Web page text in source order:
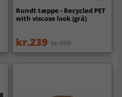
Rundt tæppe - Recycled PET
with viscose look (grå)
kr.239 kr.399